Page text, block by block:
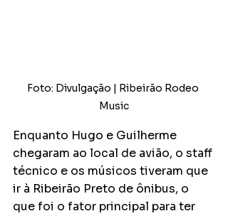
Foto: Divulgação | Ribeirão Rodeo
Music
Enquanto Hugo e Guilherme
chegaram ao local de avião, o staff
técnico e os músicos tiveram que
ir à Ribeirão Preto de ônibus, o
que foi o fator principal para ter